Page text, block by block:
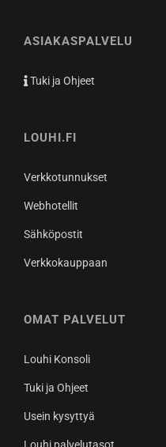
ASIAKASPALVELU
Tuki ja Ohjeet
LOUHI.FI
Verkkotunnukset
Webhotellit
Sähköpostit
Verkkokauppaan
OMAT PALVELUT
Louhi Konsoli
Tuki ja Ohjeet
Usein kysyttyä